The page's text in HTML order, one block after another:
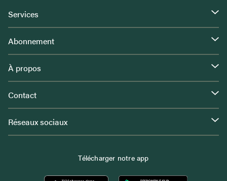
Services
Abonnement
À propos
Contact
Réseaux sociaux
Télécharger notre app